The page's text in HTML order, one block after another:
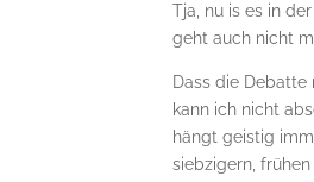
Tja, nu is es in
geht auch nicht
Dass die
kann ich nicht
hängt geistig
siebzigern,